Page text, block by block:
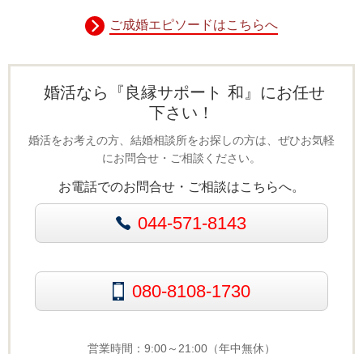
ご成婚エピソードはこちらへ
婚活なら『良縁サポート 和』にお任せ
下さい！
婚活をお考えの方、結婚相談所をお探しの方は、ぜひお気軽
にお問合せ・ご相談ください。
お電話でのお問合せ・ご相談はこちらへ。
044-571-8143
080-8108-1730
営業時間：9:00～21:00（年中無休）